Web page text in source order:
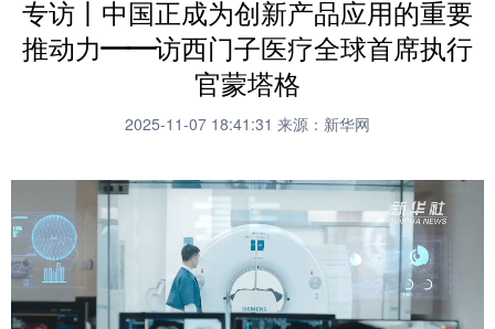
学习进行时 高层 时政 人事
国际 财经 网评 港澳
军事
访谈 视频 图片 政务
中央文件 金融 汽车
专访丨中国正成为创新产品应用的重要
推动力——访西门子医疗全球首席执行
官蒙塔格
2025-11-07 18:41:31 来源：新华网